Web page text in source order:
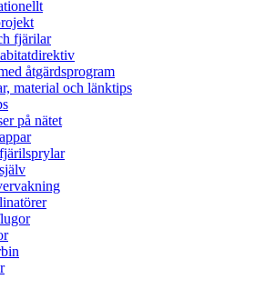
fjärilar
åtgärdsprogram
material och länktips
på nätet